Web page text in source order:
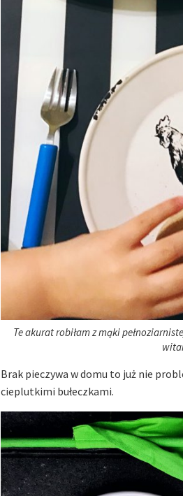
Te akurat robiłam z mąki
Brak pieczywa w domu to już nie
cieplutkimi bułeczkami.